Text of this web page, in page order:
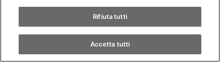
arriva il grande alfabeto
dell’elettromobilità. Così non le
succederà più di non capire nulla!
Per saperne di più
Rifiuta tutti
Accetta tutti